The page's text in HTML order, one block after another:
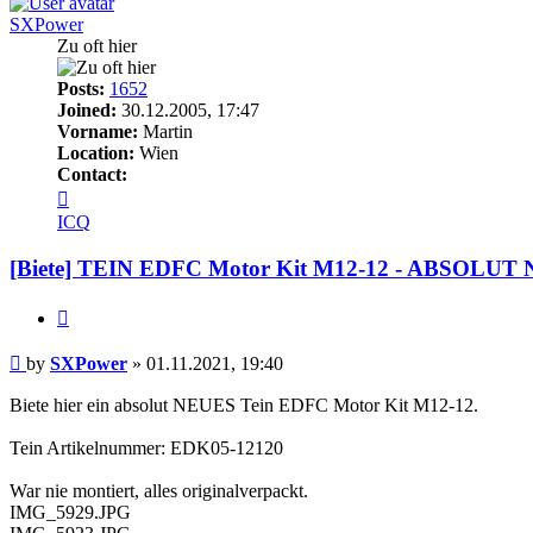
SXPower
Zu oft hier
Posts: 1652
Joined: 30.12.2005, 17:47
Vorname: Martin
Location: Wien
Contact:
SXPower
ICQ
[Biete] TEIN EDFC Motor Kit M12-12 - ABSOLUT
Post
by SXPower » 01.11.2021, 19:40
Biete hier ein absolut NEUES Tein EDFC Motor Kit M12-12.
Tein Artikelnummer: EDK05-12120
War nie montiert, alles originalverpackt.
IMG_5929.JPG